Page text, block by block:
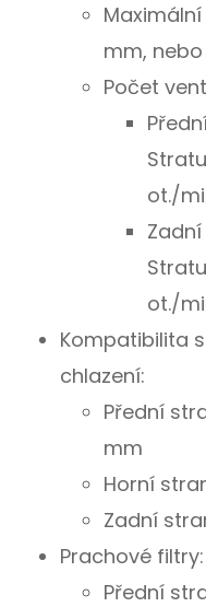
mm,
Počet
ot./
ot./
Kompatibilita
chlazení:
Přední
mm
Horní
Zadní
Prachové filtry:
Přední